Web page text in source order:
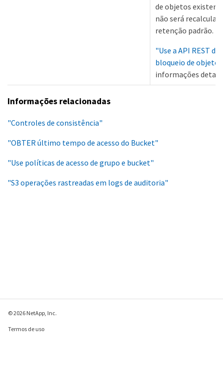
de objetos
não será
retenção padrão.
"Use a API REST
bloqueio de
informações
Informações relacionadas
"Controles de consistência"
"OBTER último tempo de acesso do Bucket"
"Use políticas de acesso de grupo e bucket"
"S3 operações rastreadas em logs de auditoria"
© 2026 NetApp, Inc.
Termos de uso